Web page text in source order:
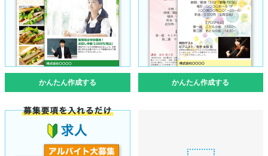
かんたん作成する かんたん作成する